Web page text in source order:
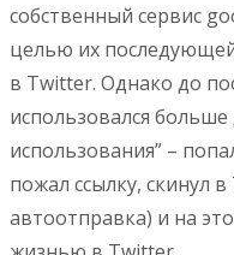
собственный сервис
целью их
в Twitter. Однако до
использовался больше
использования” –
пожал ссылку, скинул
автоотправка) и на